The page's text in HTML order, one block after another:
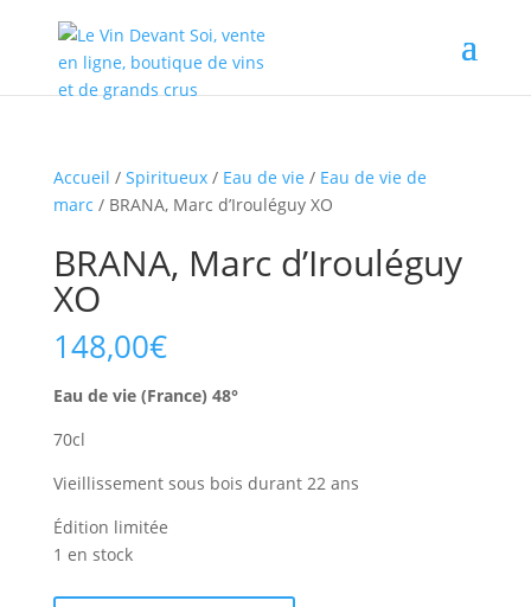
Accueil / Spiritueux/ Eau de vie / Eau de vie de
marc / BRANA, Marc d’Irouléguy XO
BRANA, Marc d’Irouléguy
XO
148,00€
Eau de vie (France) 48°
70cl
Vieillissement sous bois durant 22 ans
Édition limitée
1 en stock